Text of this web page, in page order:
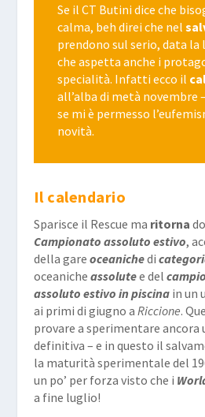
Se il CT Butini dice che
calma, beh direi che nel
prendono sul serio, data la
che aspetta anche i
specialità. Infatti ecco il
all’alba di metà novembre
se mi è permesso
novità.
Il calendario
Sparisce il Rescue ma ritorna
Campionato assoluto estivo,
della gare oceanichedi
oceaniche assolutee del
assoluto estivo in piscinain un
ai primi di giugno a Riccione.
provare a sperimentare ancora
definitiva – e in questo il
la maturità sperimentale del
un po’ per forza visto che i
a fine luglio!